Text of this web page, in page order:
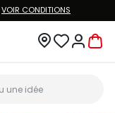
VOIR CONDITIONS